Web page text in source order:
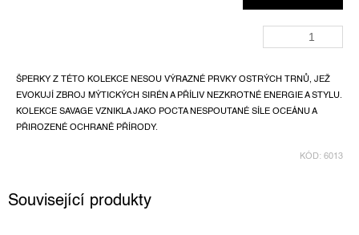
ŠPERKY Z TÉTO KOLEKCE NESOU VÝRAZNÉ PRVKY OSTRÝCH TRNŮ, JEŽ
EVOKUJÍ ZBROJ MÝTICKÝCH SIRÉN A PŘÍLIV NEZKROTNÉ ENERGIE A STYLU.
KOLEKCE SAVAGE VZNIKLA JAKO POCTA NESPOUTANÉ SÍLE OCEÁNU A
PŘIROZENÉ OCHRANĚ PŘÍRODY.
KÓD: 6013
Související produkty